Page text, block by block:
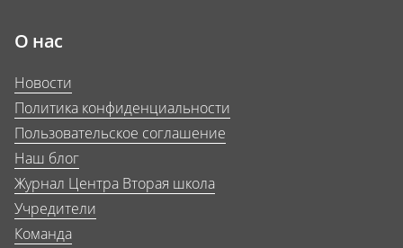
О нас
Новости
Политика конфиденциальности
Пользовательское соглашение
Наш блог
Журнал Центра Вторая школа
Учредители
Команда